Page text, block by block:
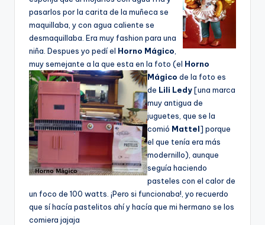
pasarlos por la carita de la muñeca se
maquillaba, y con agua caliente se
desmaquillaba. Era muy fashion para una
niña. Despues yo pedí­ el Horno Mágico
muy semejante a la que esta en la foto (el Horno
Mágico de la foto es
de Lili Ledy[una marca
muy antigua de
juguetes, que se la
comió Mattel] porque
el que tení­a era más
modernillo), aunque
seguí­a haciendo
pasteles con el calor de
un foco de 100 watts. ¡Pero si funcionaba!, yo recuerdo
que sí­ hací­a pastelitos ahí­ y hací­a que mi hermano se los
comiera jajaja